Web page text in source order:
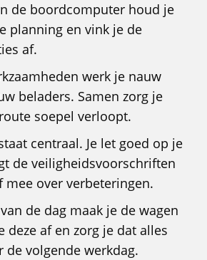
de boordcomputer houd je
planning en vink je de
af.
werk je nauw
beladers. Samen zorg je
soepel verloopt.
centraal. Je let goed op je
de veiligheidsvoorschriften
mee over verbeteringen.
de dag maak je de wagen
deze af en zorg je dat alles
de volgende werkdag.